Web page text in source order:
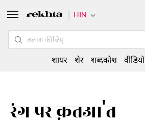
रंग पर क़तआ'त
HIN
शायर शेर शब्दकोश वीडियो